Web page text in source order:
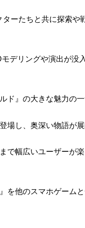
ーたちと共に探索や
デリングや演出が没
ド』の大きな魅力の一
場し、奥深い物語が展
で幅広いユーザーが
を他のスマホゲーム